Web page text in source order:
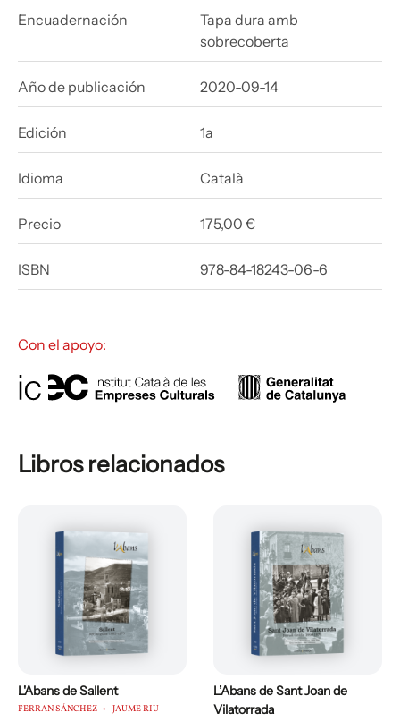
Encuadernación
Tapa dura amb
sobrecoberta
Año de publicación 2020-09-14
Edición 1a
Idioma Català
Precio 175,00 €
ISBN 978-84-18243-06-6
Con el apoyo:
Libros relacionados
L'Abans de Sant Vicenç de
Castellet
Fuera de stock
L'Abans de Manresa
GAL·LA GARCIA CASARRAMONA